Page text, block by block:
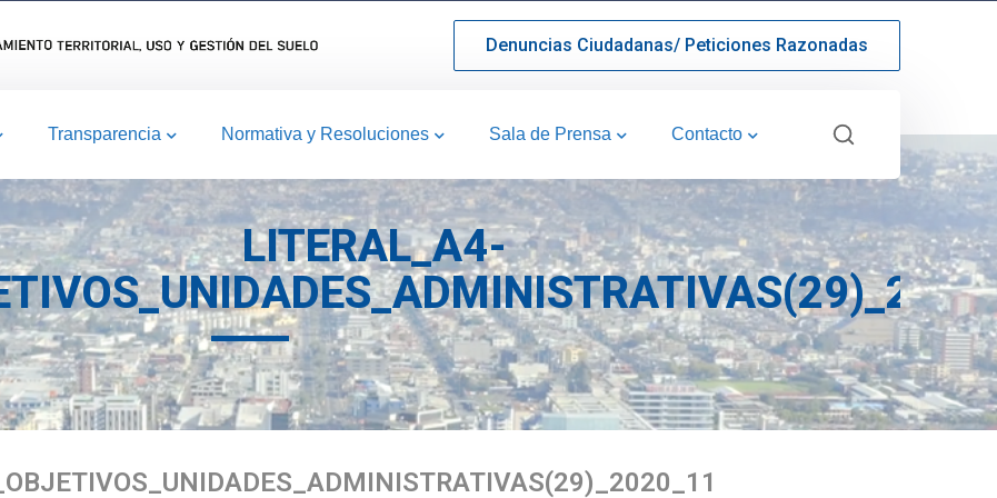
Denuncias Ciudadanas/ Peticiones Razonadas
Transparencia Normativa y Resoluciones Sala de Prensa Contacto
LITERAL_A4-